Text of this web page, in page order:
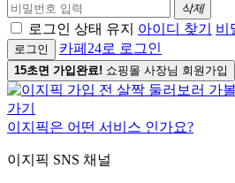
삭제
로그인 상태 유지 아이디 찾기 비
로그인 카페24로 로그인
15초면 가입완료! 쇼핑몰 사장님 회원가입
이지픽은 어떤 서비스 인가요?
이지픽 SNS 채널